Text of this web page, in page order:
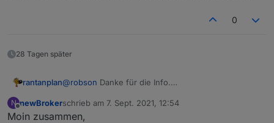
0
28 Tagen später
rantanplan@robson Danke für die Info.
einen Bug gefunden
Habe das Blockly geändert und im ersten Post neu
hinterlegt.
N
Offline
newBrokerschrieb am 7. Sept. 2021, 12:54
zuletzt editiert von
Moin zusammen,